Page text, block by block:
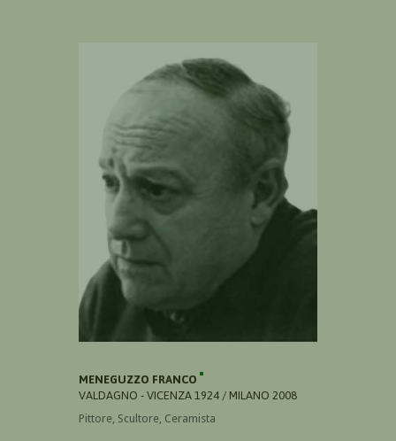
MENEGUZZO FRANCO
VALDAGNO - VICENZA 1924 / MILANO 2008
Pittore, Scultore, Ceramista